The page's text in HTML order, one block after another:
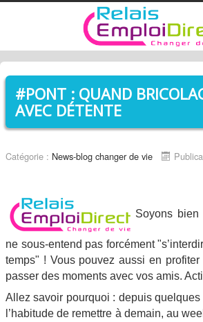
#PONT : QUAND
AVEC DÉTENTE
Catégorie : News-blog changer de vie
Soyons bien
ne sous-entend pas forcément
temps" ! Vous pouvez aussi en
passer des moments avec vos amis.
Allez savoir pourquoi : depuis
l’habitude de remettre à demain, au